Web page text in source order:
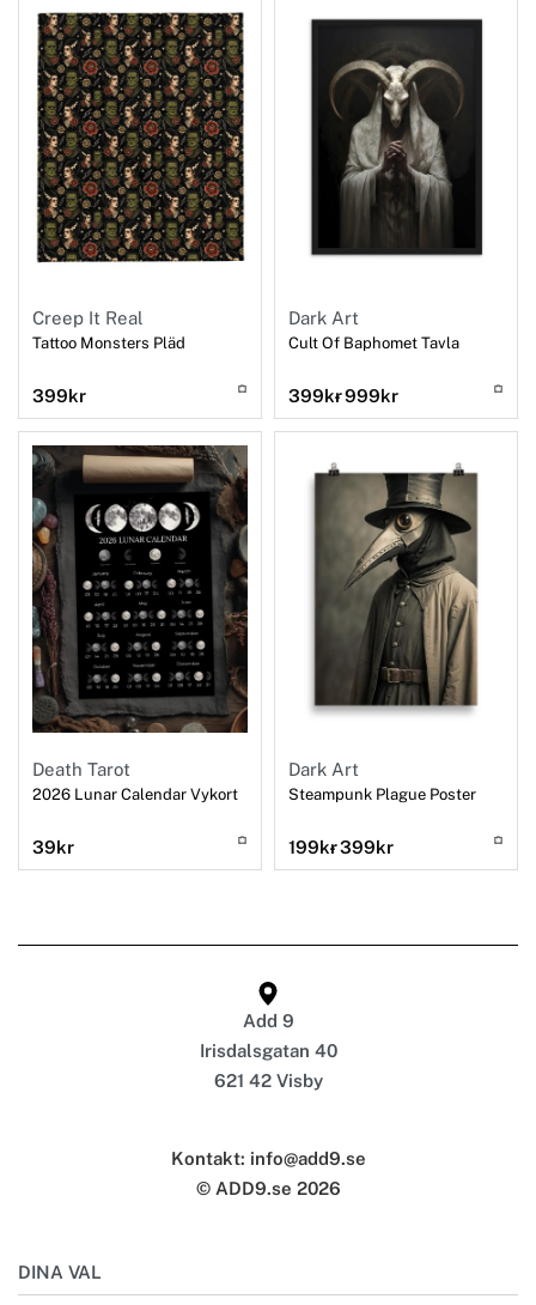
Creep It Real
Tattoo Monsters Pläd
399kr
Dark Art
Cult Of Baphomet Tavla
399kr999kr
Death Tarot
2026 Lunar Calendar Vykort
39kr
Dark Art
Steampunk Plague Poster
199kr399kr
Add 9
Irisdalsgatan 40
621 42 Visby
Kontakt: info@add9.se
© ADD9.se 2026
DINA VAL